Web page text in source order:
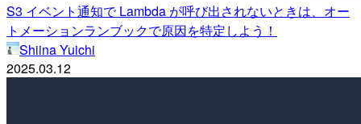
S3 イベント通知で Lambda が呼び出されないときは、オー
トメーションランブックで原因を特定しよう！
Shiina Yuichi
2025.03.12